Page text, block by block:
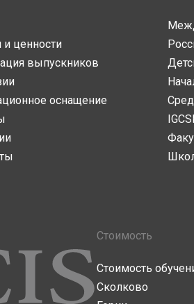
и ценности
выпускников
оснащение
Стоимость
Стоимость
Сколково